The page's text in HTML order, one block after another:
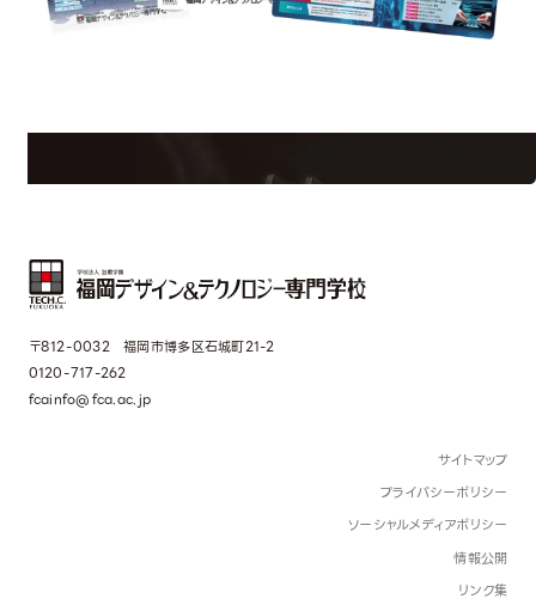
Information
〒812-0032 福岡市博多区石城町21-2
0120-717-262
fcainfo@fca.ac.jp
サイトマップ
プライバシーポリシー
ソーシャルメディアポリシー
情報公開
リンク集